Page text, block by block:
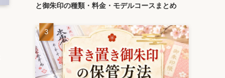
と御朱印の種類・料金・モデルコースまとめ